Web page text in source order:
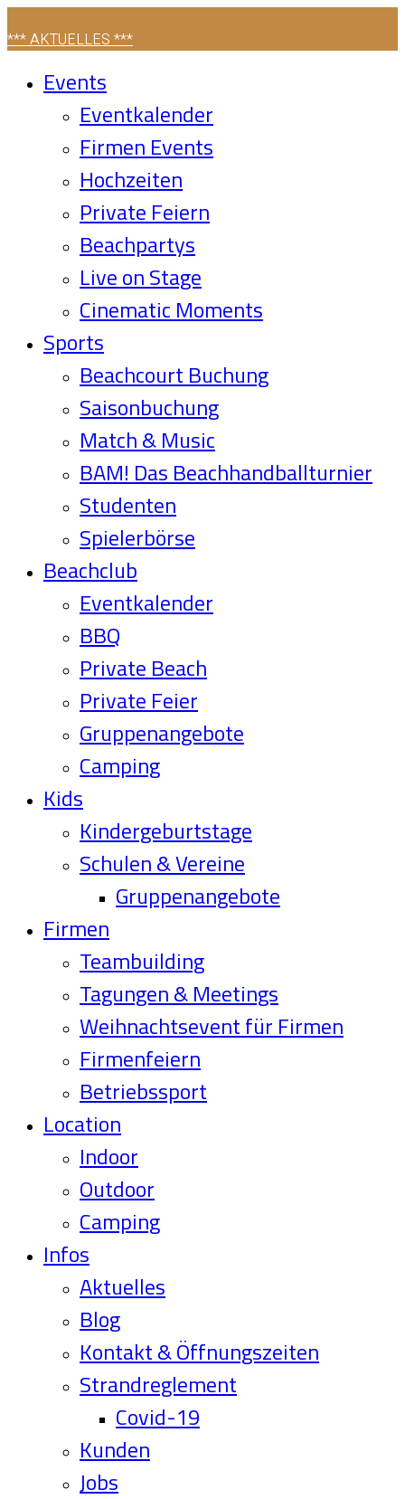
*** AKTUELLES ***
Events
Eventkalender
Firmen Events
Hochzeiten
Private Feiern
Beachpartys
Live on Stage
Cinematic Moments
Sports
Beachcourt Buchung
Saisonbuchung
Match & Music
BAM! Das Beachhandballturnier
Studenten
Spielerbörse
Beachclub
Eventkalender
BBQ
Private Beach
Private Feier
Gruppenangebote
Camping
Kids
Kindergeburtstage
Schulen & Vereine
Gruppenangebote
Firmen
Teambuilding
Tagungen & Meetings
Weihnachtsevent für Firmen
Firmenfeiern
Betriebssport
Location
Indoor
Outdoor
Camping
Infos
Aktuelles
Blog
Kontakt & Öffnungszeiten
Strandreglement
Covid-19
Kunden
Jobs